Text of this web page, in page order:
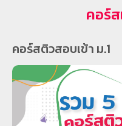
คอร์ส
คอร์สติวสอบเข้า ม.1